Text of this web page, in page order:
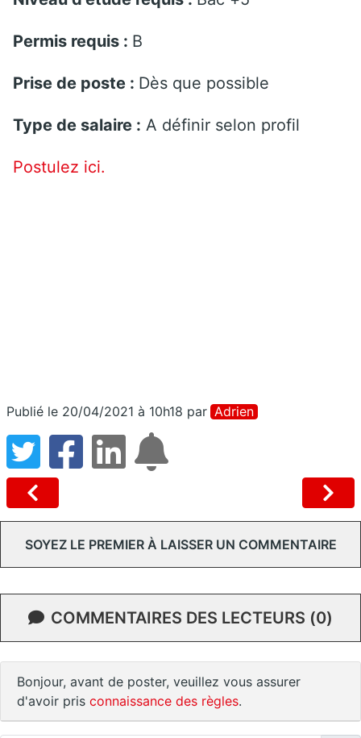
Permis requis : B
Prise de poste : Dès que possible
Type de salaire : A définir selon profil
Postulez ici.
Publié le 20/04/2021 à 10h18 par Adrien
SOYEZ LE PREMIER À LAISSER UN COMMENTAIRE
COMMENTAIRES DES LECTEURS (0)
Bonjour, avant de poster, veuillez vous assurer
d'avoir pris connaissance des règles.